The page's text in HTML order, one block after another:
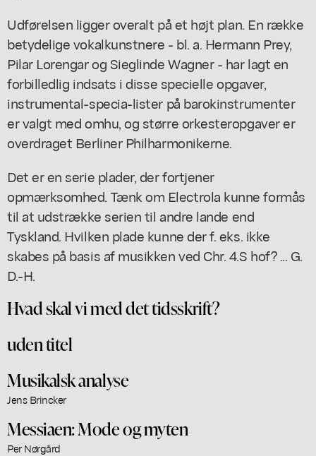
Udførelsen ligger overalt på et højt plan. En række
betydelige vokalkunstnere - bl. a. Hermann Prey,
Pilar Lorengar og Sieglinde Wagner - har lagt en
forbilledlig indsats i disse specielle opgaver,
instrumental-specia-lister på barokinstrumenter
er valgt med omhu, og større orkesteropgaver er
overdraget Berliner Philharmonikerne.
Det er en serie plader, der fortjener
opmærksomhed. Tænk om Electrola kunne formås
til at udstrække serien til andre lande end
Tyskland. Hvilken plade kunne der f. eks. ikke
skabes på basis af musikken ved Chr. 4.S hof? ... G.
D.-H.
Hvad skal vi med det tidsskrift?
uden titel
Musikalsk analyse
Jens Brincker
Messiaen: Mode og myten
Per Nørgård